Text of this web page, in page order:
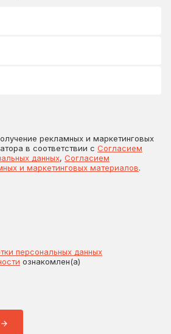
рекламных и маркетинговых
в соответствии с Согласием
данных, Согласием
и маркетинговых материалов.
персональных данных
ознакомлен(а)